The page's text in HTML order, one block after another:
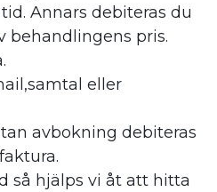
Annars debiteras du
behandlingens pris.
eller
avbokning debiteras
så hjälps vi åt att hitta